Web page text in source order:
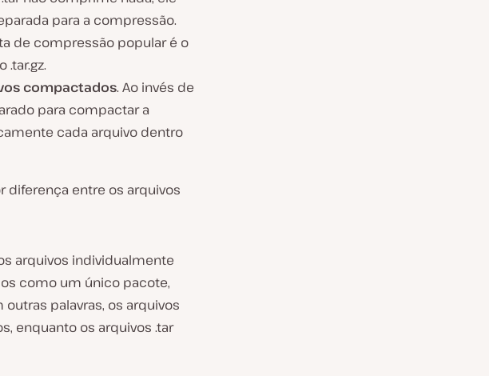
para a compressão.
de compressão popular é o
compactados. Ao invés de
para compactar a
cada arquivo dentro
diferença entre os arquivos
arquivos individualmente
como um único pacote,
palavras, os arquivos
enquanto os arquivos .tar